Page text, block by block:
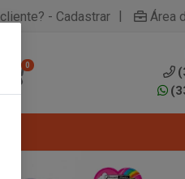
- Cadastrar | Área
0